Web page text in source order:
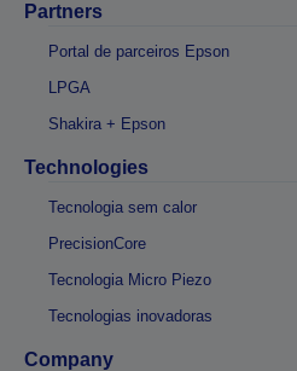
Partners
Portal de parceiros Epson
LPGA
Shakira + Epson
Technologies
Tecnologia sem calor
PrecisionCore
Tecnologia Micro Piezo
Tecnologias inovadoras
Company